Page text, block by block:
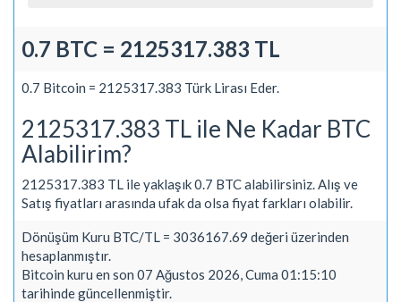
0.7 BTC = 2125317.383 TL
0.7 Bitcoin = 2125317.383 Türk Lirası Eder.
2125317.383 TL ile Ne Kadar BTC
Alabilirim?
2125317.383 TL ile yaklaşık 0.7 BTC alabilirsiniz. Alış ve
Satış fiyatları arasında ufak da olsa fiyat farkları olabilir.
Dönüşüm Kuru BTC/TL = 3036167.69 değeri üzerinden
hesaplanmıştır.
Bitcoin kuru en son 07 Ağustos 2026, Cuma 01:15:10
tarihinde güncellenmiştir.